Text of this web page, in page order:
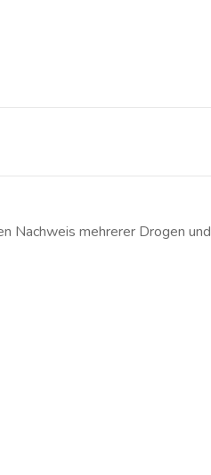
Nachweis mehrerer Drogen und